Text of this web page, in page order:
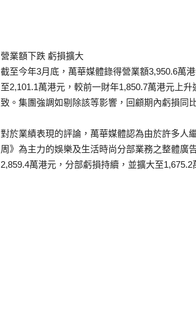
營業額下跌 虧損擴大
截至今年3月底，萬華媒體錄得營業額3,950.6萬
至2,101.1萬港元，較前一財年1,850.7萬港元上
致。集團強調如剔除該等影響，回顧期內虧損同
對於業績表現的評論，萬華媒體認為由於許多人
周》為主力的娛樂及生活時尚分部業務之整體廣
2,859.4萬港元，分部虧損持續，並擴大至1,675.2